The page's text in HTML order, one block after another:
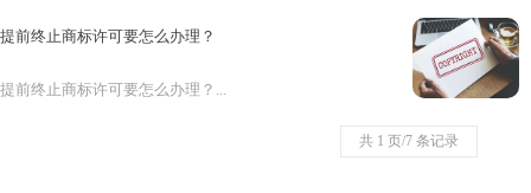
提前终止商标许可要怎么办理？
提前终止商标许可要怎么办理？...
共 1 页/7 条记录